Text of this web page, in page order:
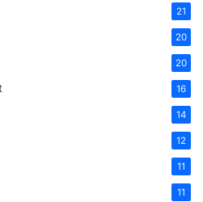
21
20
20
16
14
12
11
11